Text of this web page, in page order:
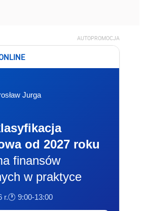
AUTOPROMOCJA
Jurga
od 2027 roku
finansów
w praktyce
r.🕐 9:00-13:00